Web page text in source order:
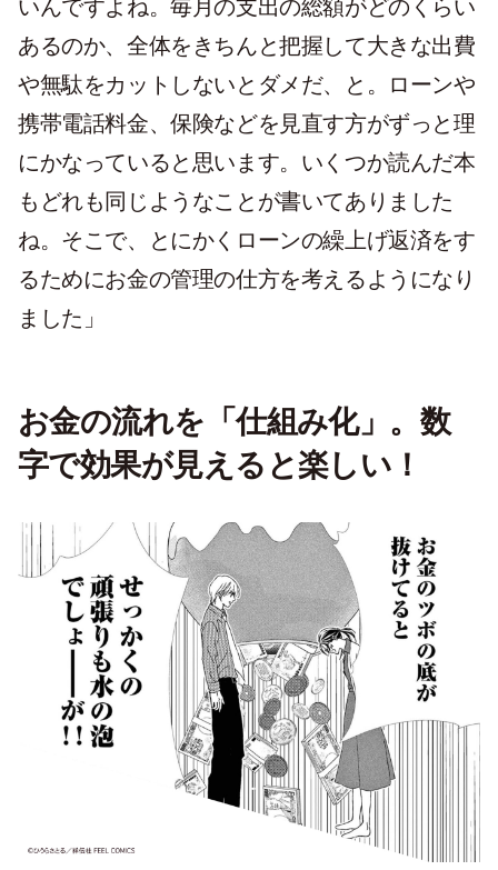
いんですよね。毎月の支出の総額がどのくらい
あるのか、全体をきちんと把握して大きな出費
や無駄をカットしないとダメだ、と。ローンや
携帯電話料金、保険などを見直す方がずっと理
にかなっていると思います。いくつか読んだ本
もどれも同じようなことが書いてありました
ね。そこで、とにかくローンの繰上げ返済をす
るためにお金の管理の仕方を考えるようになり
ました」
お金の流れを「仕組み化」。数
字で効果が見えると楽しい！